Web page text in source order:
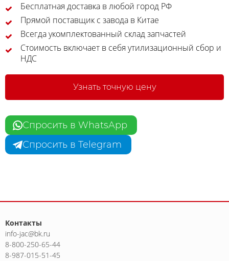
Бесплатная доставка в любой город РФ
Прямой поставщик с завода в Китае
Всегда укомплектованный склад запчастей
Стоимость включает в себя утилизационный сбор и
НДС
Узнать точную цену
Спросить в WhatsApp
Спросить в Telegram
Контакты
info-jac@bk.ru
8-800-250-65-44
8-987-015-51-45